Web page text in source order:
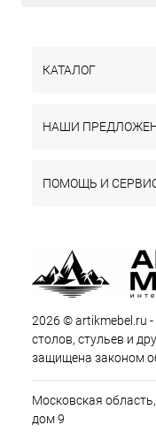
КАТАЛОГ
НАШИ
ПОМОЩЬ И
2026 © artikmebel.ru
столов, стульев и
защищена законом
Московская
дом 9